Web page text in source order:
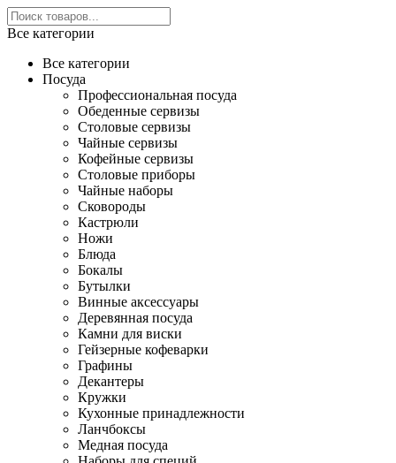
Все категории
Все категории
Посуда
Профессиональная посуда
Обеденные сервизы
Столовые сервизы
Чайные сервизы
Кофейные сервизы
Столовые приборы
Чайные наборы
Сковороды
Кастрюли
Ножи
Блюда
Бокалы
Бутылки
Винные аксессуары
Деревянная посуда
Камни для виски
Гейзерные кофеварки
Графины
Декантеры
Кружки
Кухонные принадлежности
Ланчбоксы
Медная посуда